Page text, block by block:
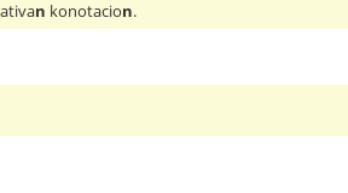
n konotacion.